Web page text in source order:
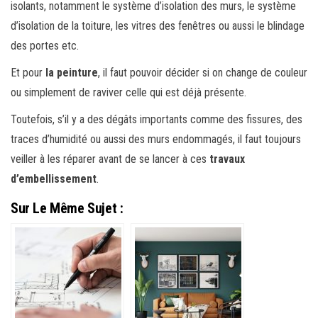
isolants, notamment le système d’isolation des murs, le système
d’isolation de la toiture, les vitres des fenêtres ou aussi le blindage
des portes etc.
Et pour la peinture, il faut pouvoir décider si on change de couleur
ou simplement de raviver celle qui est déjà présente.
Toutefois, s’il y a des dégâts importants comme des fissures, des
traces d’humidité ou aussi des murs endommagés, il faut toujours
veiller à les réparer avant de se lancer à ces travaux
d’embellissement.
Sur Le Même Sujet :